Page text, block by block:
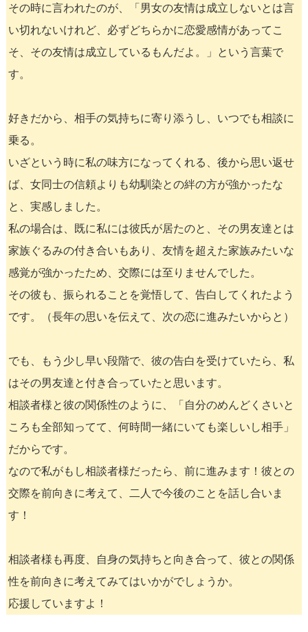
その時に言われたのが、「男女の友情は成立しないとは言
い切れないけれど、必ずどちらかに恋愛感情があってこ
そ、その友情は成立しているもんだよ。」という言葉で
す。
好きだから、相手の気持ちに寄り添うし、いつでも相談に
乗る。
いざという時に私の味方になってくれる、後から思い返せ
ば、女同士の信頼よりも幼馴染との絆の方が強かったな
と、実感しました。
私の場合は、既に私には彼氏が居たのと、その男友達とは
家族ぐるみの付き合いもあり、友情を超えた家族みたいな
感覚が強かったため、交際には至りませんでした。
その彼も、振られることを覚悟して、告白してくれたよう
です。（長年の思いを伝えて、次の恋に進みたいからと）
でも、もう少し早い段階で、彼の告白を受けていたら、私
はその男友達と付き合っていたと思います。
相談者様と彼の関係性のように、「自分のめんどくさいと
ころも全部知ってて、何時間一緒にいても楽しいし相手」
だからです。
なので私がもし相談者様だったら、前に進みます！彼との
交際を前向きに考えて、二人で今後のことを話し合いま
す！
相談者様も再度、自身の気持ちと向き合って、彼との関係
性を前向きに考えてみてはいかがでしょうか。
応援していますよ！